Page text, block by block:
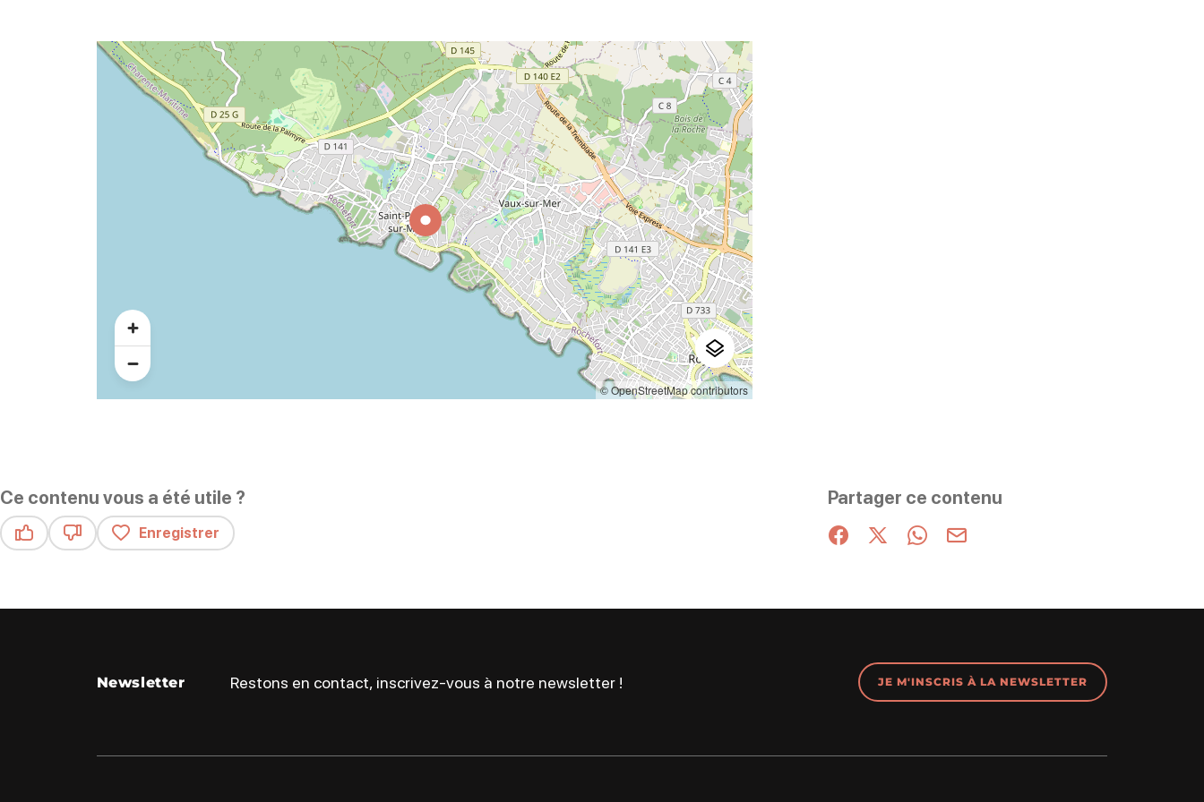
© OpenStreetMap contributors
Ce contenu vous a été utile ?
Enregistrer
Partager ce contenu
Partager sur Facebook (nouvelle fenêtre)
Partager sur X / Twitter (nouvelle fenêtre)
Partager sur WhatsApp
Partager par mail
Newsletter Restons en contact, inscrivez-vous à notre newsletter ! JE M'INSCRIS À LA NEWSLETTER